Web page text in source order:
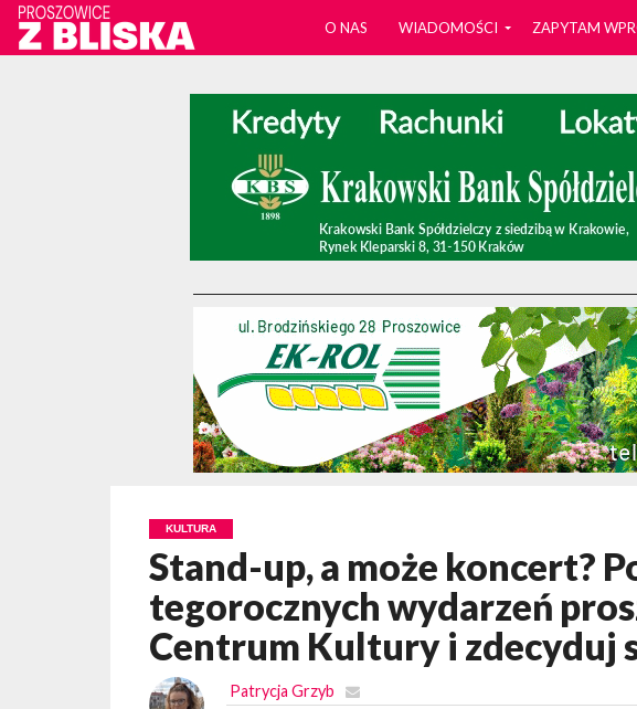
O NAS WIADOMOŚCI ZAPYTAM
KULTURA
Stand-up, a może koncert?
tegorocznych wydarzeń
Centrum Kultury i zdecyduj
Patrycja Grzyb